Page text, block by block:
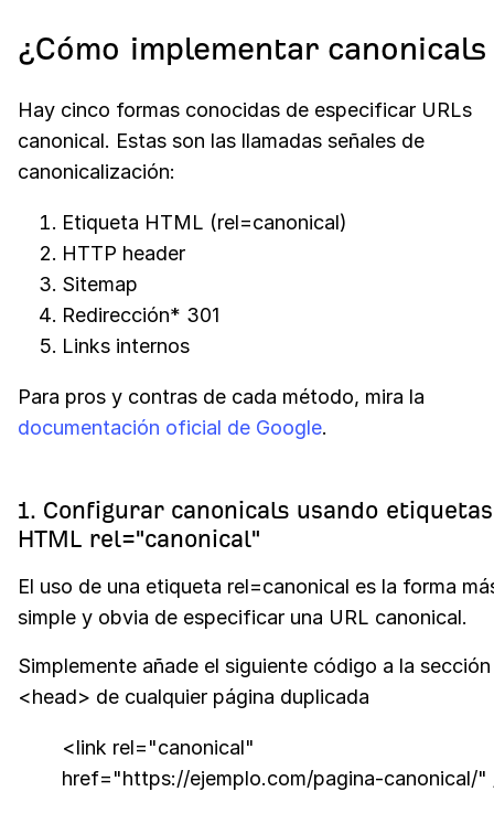
¿Cómo implementar canonicals
Hay cinco formas conocidas de especificar URLs
canonical. Estas son las llamadas señales de
canonicalización:
Etiqueta HTML (rel=canonical)
HTTP header
Sitemap
Redirección* 301
Links internos
Para pros y contras de cada método, mira la
documentación oficial de Google.
1. Configurar canonicals usando etiquetas
HTML rel="canonical"
El uso de una etiqueta rel=canonical es la forma
simple y obvia de especificar una URL canonical.
Simplemente añade el siguiente código a la sección
<head> de cualquier página duplicada
<link rel="canonical"
href="https://ejemplo.com/pagina-canonical/"